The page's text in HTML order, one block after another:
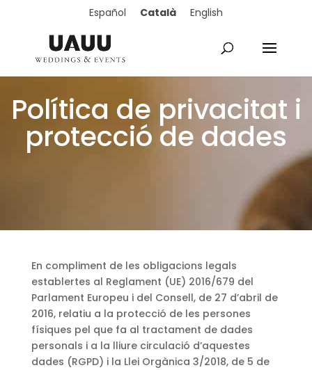
Español Català English
Política de privacitat i
protecció de dades
En compliment de les obligacions legals
establertes al Reglament (UE) 2016/679 del
Parlament Europeu i del Consell, de 27 d’abril de
2016, relatiu a la protecció de les persones
físiques pel que fa al tractament de dades
personals i a la lliure circulació d’aquestes
dades (RGPD) i la Llei Orgànica 3/2018, de 5 de